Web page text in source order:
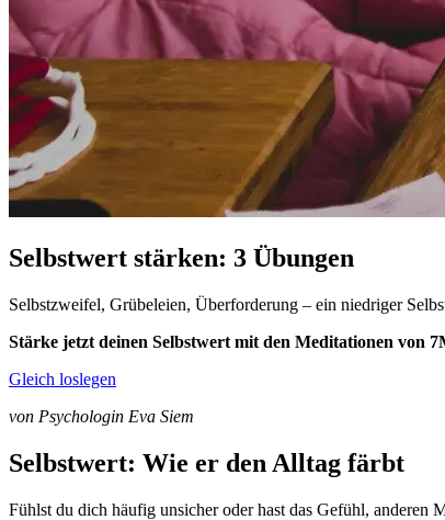
Selbstwert stärken: 3 Übungen
Selbstzweifel, Grübeleien, Überforderung – ein niedriger
Stärke jetzt deinen Selbstwert mit den Meditationen von
Gleich loslegen
von Psychologin Eva Siem
Selbstwert: Wie er den Alltag färbt
Fühlst du dich häufig unsicher oder hast das Gefühl, anderen